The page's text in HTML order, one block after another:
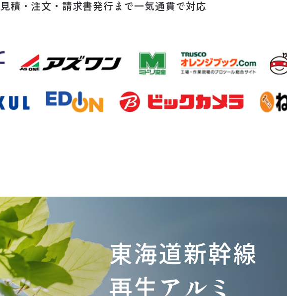
見積・注文・請求書発行まで一気通貫で対応
東海道新幹線
再生アルミ